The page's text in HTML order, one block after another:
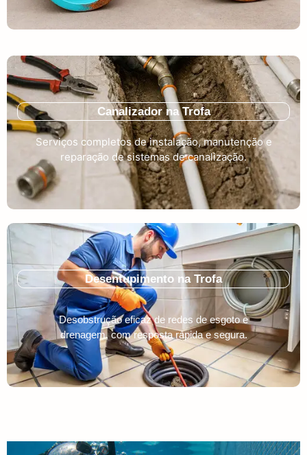
Canalizador na Trofa
Serviços completos de instalação, manutenção e
reparação de sistemas de canalização.
Desentupimento na Trofa
Desobstrução eficaz de redes de esgoto e
drenagem, com resposta rápida e segura.